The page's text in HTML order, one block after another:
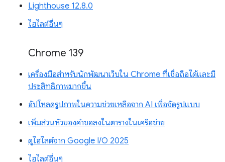
Lighthouse 12.8.0
ไฮไลต์อื่นๆ
Chrome 139
เครื่องมือสำหรับนักพัฒนาเว็บใน Chrome ที่เชื่อถือได้และมี
ประสิทธิภาพมากขึ้น
อัปโหลดรูปภาพในความช่วยเหลือจาก AI เพื่อจัดรูปแบบ
เพิ่มส่วนหัวของคำขอลงในตารางในเครือข่าย
ดูไฮไลต์จาก Google I/O 2025
ไฮไลต์อื่นๆ